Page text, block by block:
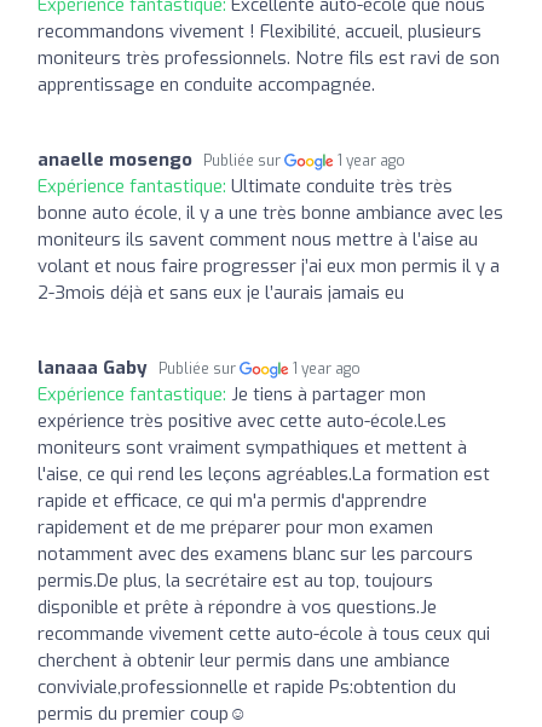
recommandons vivement ! Flexibilité, accueil, plusieurs
moniteurs très professionnels. Notre fils est ravi de son
apprentissage en conduite accompagnée.
anaelle mosengo Publiée sur 1 year ago
Expérience fantastique: Ultimate conduite très très
bonne auto école, il y a une très bonne ambiance avec les
moniteurs ils savent comment nous mettre à l’aise au
volant et nous faire progresser j’ai eux mon permis il y a
2-3mois déjà et sans eux je l’aurais jamais eu
lanaaa Gaby Publiée sur 1 year ago
Expérience fantastique: Je tiens à partager mon
expérience très positive avec cette auto-école.Les
moniteurs sont vraiment sympathiques et mettent à
l'aise, ce qui rend les leçons agréables.La formation est
rapide et efficace, ce qui m'a permis d'apprendre
rapidement et de me préparer pour mon examen
notamment avec des examens blanc sur les parcours
permis.De plus, la secrétaire est au top, toujours
disponible et prête à répondre à vos questions.Je
recommande vivement cette auto-école à tous ceux qui
cherchent à obtenir leur permis dans une ambiance
conviviale,professionnelle et rapide Ps:obtention du
permis du premier coup☺️